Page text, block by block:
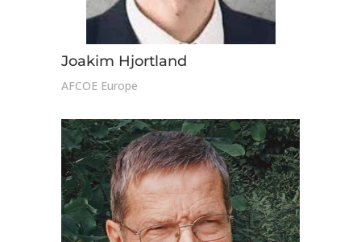
Joakim Hjortland
AFCOE Europe